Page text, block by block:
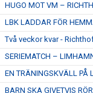
HUGO MOT VM –
LBK LADDAR FÖR
Två veckor kvar -
SERIEMATCH –
EN TRÄNINGSKVÄLL PÅ
BARN SKA GIVETVIS